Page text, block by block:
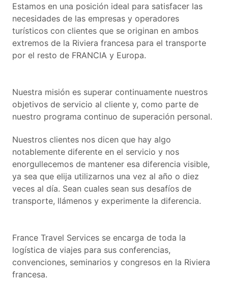
Estamos en una posición ideal para satisfacer las
necesidades de las empresas y operadores
turísticos con clientes que se originan en ambos
extremos de la Riviera francesa para el transporte
por el resto de FRANCIA y Europa.
Nuestra misión es superar continuamente nuestros
objetivos de servicio al cliente y, como parte de
nuestro programa continuo de superación personal.
Nuestros clientes nos dicen que hay algo
notablemente diferente en el servicio y nos
enorgullecemos de mantener esa diferencia visible,
ya sea que elija utilizarnos una vez al año o diez
veces al día. Sean cuales sean sus desafíos de
transporte, llámenos y experimente la diferencia.
France Travel Services se encarga de toda la
logística de viajes para sus conferencias,
convenciones, seminarios y congresos en la Riviera
francesa.